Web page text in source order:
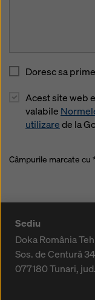
Doresc sa
Acest site web
valabile
utilizarede la
Câmpurile marcate cu
Sediu
Doka România
Sos. de Centură 34
077180Tunari,